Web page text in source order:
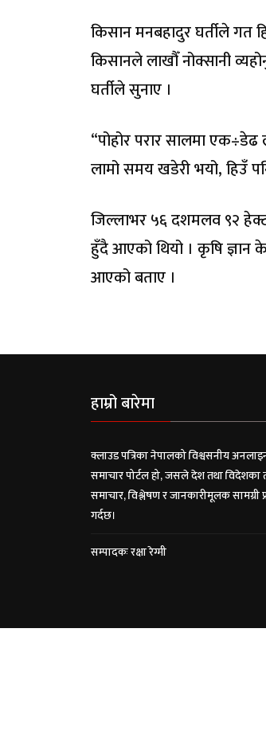
किसान मनबहादुर घर्तीले गत
किसानले लाखौँ नोक्सानी
घर्तीले सुनाए ।
“पोहोर परार सालमा
लामो समय खडेरी भयो, हिउँ
जिल्लाभर ५६ दशमलव ९२
हुँदै आएको थियो । कृषि ज्ञान
आएको बताए ।
हाम्रो बारेमा
क्लाउड पत्रिका नेपालको विश्वसनीय
समाचार पोर्टल हो, जसले देश तथा विदेशका
समाचार, विश्लेषण र जानकारीमूलक सामग्री
गर्दछ।
सम्पादकः रक्षा रेग्मी